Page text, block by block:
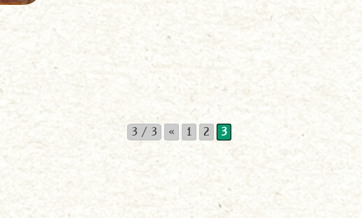
3 / 3 « 1 2 3
0982-65-0178